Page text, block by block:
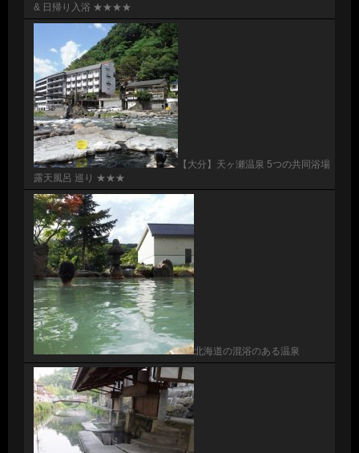
& 日帰り入浴 ★★★★
【大分】天ヶ瀬温泉 5つの共同浴場
露天風呂 巡り ★★★
北海道の混浴のある温泉